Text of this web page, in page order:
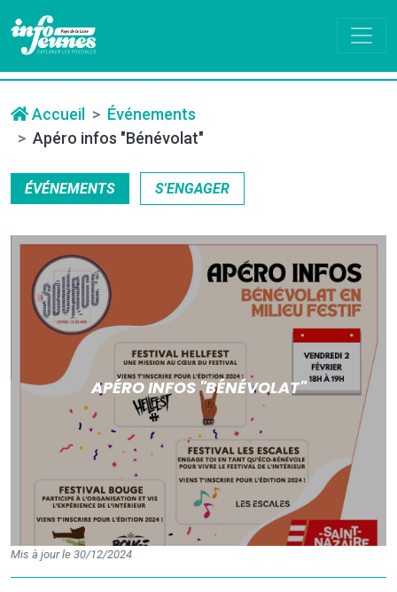
Accueil
Événements
Apéro infos "Bénévolat"
ÉVÉNEMENTS S'ENGAGER
APÉRO INFOS "BÉNÉVOLAT"
Mis à jour le 30/12/2024